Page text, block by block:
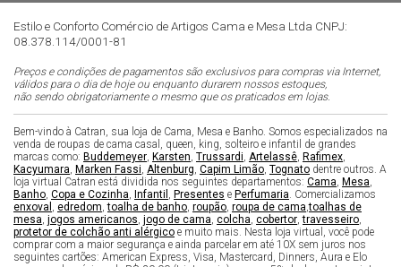
Estilo e Conforto Comércio de Artigos Cama e Mesa Ltda CNPJ:
08.378.114/0001-81
Preços e condições de pagamentos são exclusivos para compras via Internet,
válidos para o dia de hoje ou enquanto durarem nossos estoques,
não sendo obrigatoriamente o mesmo que os praticados em lojas.
Bem-vindo à Catran, sua loja de Cama, Mesa e Banho. Somos especializados na
venda de roupas de cama casal, queen, king, solteiro e infantil de grandes
marcas como: Buddemeyer Karsten Trussardi Artelassê Rafimex
Kacyumara Marken Fassi Altenburg Capim Limão Tognato dentre outros. A
loja virtual Catran está dividida nos seguintes departamentos: Cama Mesa
Banho Copa e Cozinha Infantil Presentes e Perfumaria . Comercializamos
enxoval
edredom ,toalha de banho roupão roupa de cama ,toalhas de
mesa jogos americanos jogo de cama colcha cobertor ,travesseiro
protetor de colchão anti alérgico e muito mais. Nesta loja virtual, você pode
comprar com a maior segurança e ainda parcelar em até 10X sem juros nos
seguintes cartões: American Express, Visa, Mastercard, Dinners, Aura e Elo